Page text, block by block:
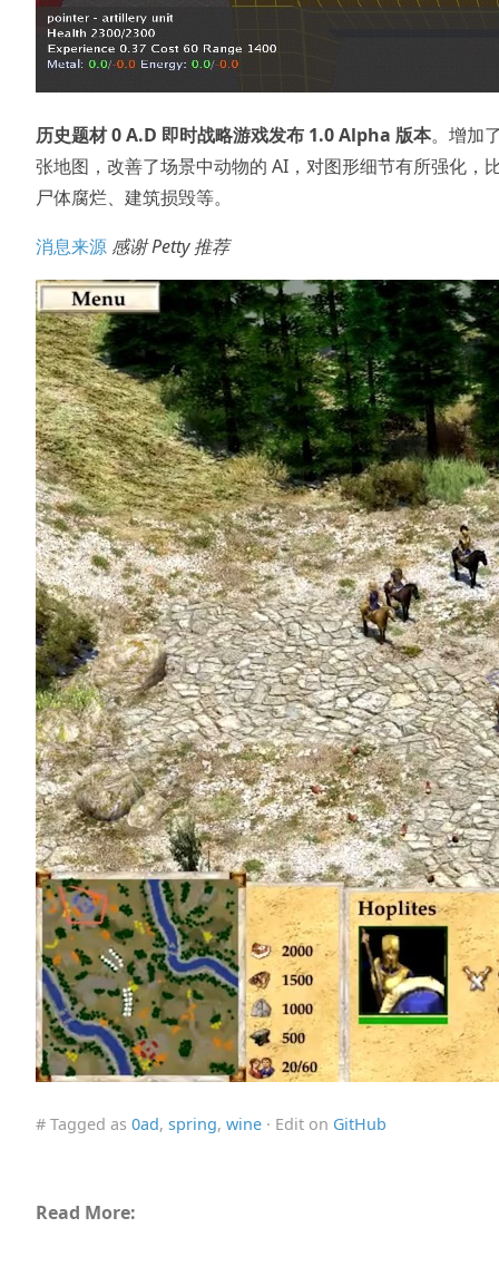
历史题材 0 A.D 即时战略游戏发布 1.0 Alpha 版本。增加
张地图，改善了场景中动物的 AI，对图形细节有所强化，
尸体腐烂、建筑损毁等。
消息来源 感谢 Petty 推荐
# Tagged as 0ad, spring, wine · Edit on GitHub
Read More: